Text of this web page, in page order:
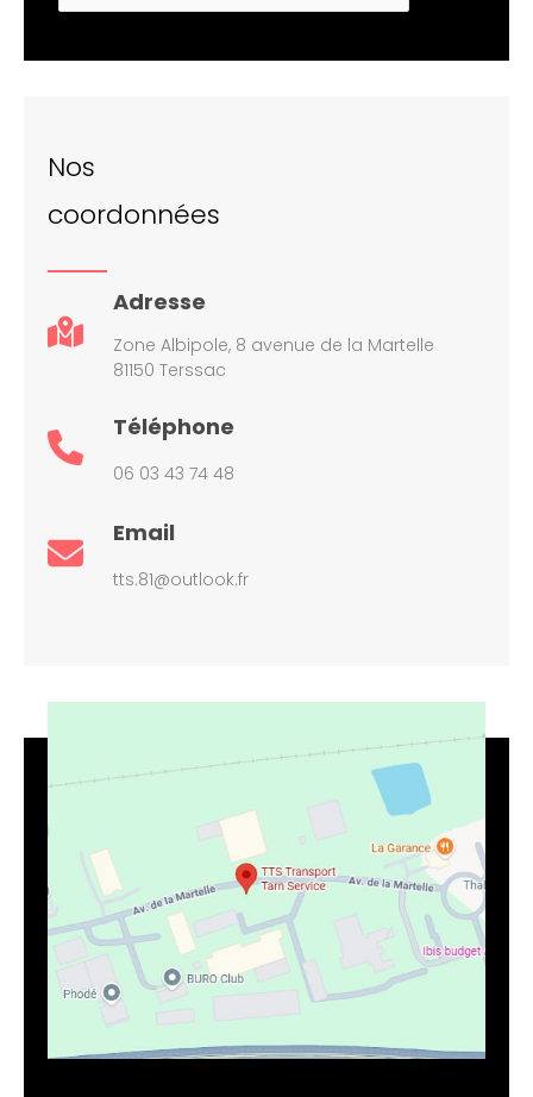
Nos
coordonnées
Adresse
Zone Albipole, 8 avenue de la Martelle
81150 Terssac
Téléphone
06 03 43 74 48
Email
tts.81@outlook.fr